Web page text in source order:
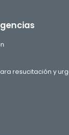
resucitación y